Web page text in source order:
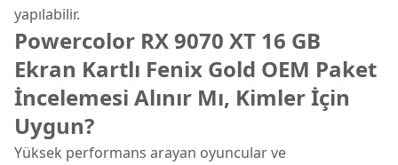
yapılabilir.
Powercolor RX 9070 XT 16 GB
Ekran Kartlı Fenix Gold OEM Paket
İncelemesi Alınır Mı, Kimler İçin
Uygun?
Yüksek performans arayan oyuncular ve